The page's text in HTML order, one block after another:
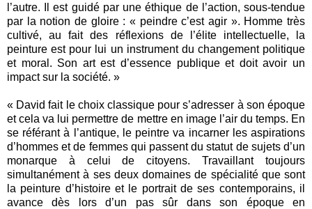
l’autre. Il est guidé par une éthique de l’action, sous-tendue
par la notion de gloire : « peindre c’est agir ». Homme très
cultivé, au fait des réflexions de l’élite intellectuelle, la
peinture est pour lui un instrument du changement politique
et moral. Son art est d’essence publique et doit avoir un
impact sur la société. »
« David fait le choix classique pour s’adresser à son époque
et cela va lui permettre de mettre en image l’air du temps. En
se référant à l’antique, le peintre va incarner les aspirations
d’hommes et de femmes qui passent du statut de sujets d’un
monarque à celui de citoyens. Travaillant toujours
simultanément à ses deux domaines de spécialité que sont
la peinture d’histoire et le portrait de ses contemporains, il
avance dès lors d’un pas sûr dans son époque en